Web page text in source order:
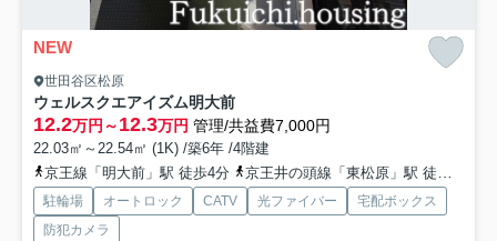
NEW
世田谷区松原
ウェルスクエアイズム明大前
12.2万円～12.3万円 管理/共益費7,000円
22.03㎡～22.54㎡ (1K) /築6年 /4階建
京王線「明大前」駅 徒歩4分
京王井の頭線「東松原」駅 徒歩10分
駐輪場 オートロック CATV 光ファイバー
宅配ボックス
防犯カメラ